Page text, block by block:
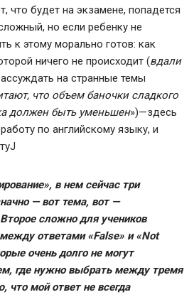
что будет на экзамене, попадется
но если ребенку не
к этому морально готов: как
ничего не происходит (вдали
на странные темы
что объем баночки сладкого
должен быть уменьшен»)—здесь
по английскому языку, и
в нем сейчас три
— вот тема, вот —
сложно для учеников
ответами «False» и «Not
очень долго не могут
где нужно выбрать между тремя
что мой ответ не всегда